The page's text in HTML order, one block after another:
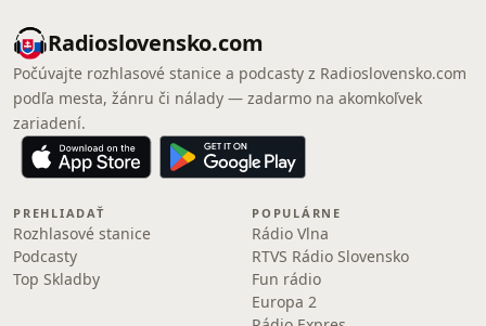
Radioslovensko.com
Počúvajte rozhlasové stanice a podcasty z Radioslovensko.com
podľa mesta, žánru či nálady — zadarmo na akomkoľvek
zariadení.
PREHLIADAŤ
Rozhlasové stanice
Podcasty
Top Skladby
POPULÁRNE
Rádio Vlna
RTVS Rádio Slovensko
Fun rádio
Europa 2